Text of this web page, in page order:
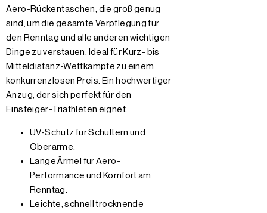
Aero-Rückentaschen, die groß genug
sind, um die gesamte Verpflegung für
den Renntag und alle anderen wichtigen
Dinge zu verstauen. Ideal für Kurz- bis
Mitteldistanz-Wettkämpfe zu einem
konkurrenzlosen Preis. Ein hochwertiger
Anzug, der sich perfekt für den
Einsteiger-Triathleten eignet.
UV-Schutz für Schultern und
Oberarme.
Lange Ärmel für Aero-
Performance und Komfort am
Renntag.
Leichte, schnell trocknende